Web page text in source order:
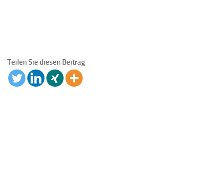
Teilen Sie diesen Beitrag